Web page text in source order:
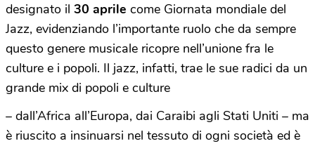
designato il 30 aprile come Giornata mondiale del
Jazz, evidenziando l’importante ruolo che da sempre
questo genere musicale ricopre nell’unione fra le
culture e i popoli. Il jazz, infatti, trae le sue radici da un
grande mix di popoli e culture
– dall’Africa all’Europa, dai Caraibi agli Stati Uniti – ma
è riuscito a insinuarsi nel tessuto di ogni società ed è